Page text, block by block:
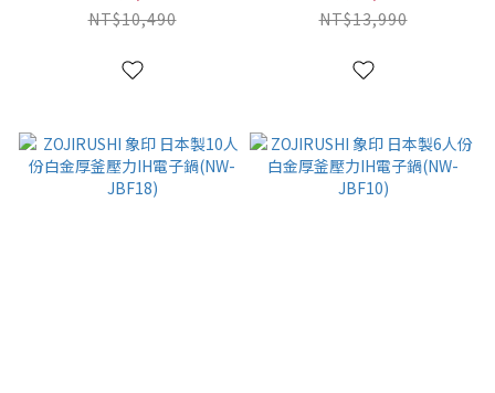
QAF10)
NT$10,490
NT$13,990